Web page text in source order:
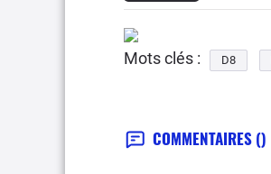
Mots clés : D8
COMMENTAIRES ()